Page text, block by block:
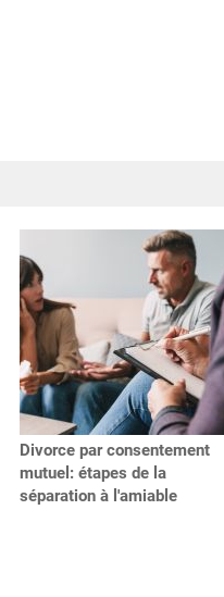
Divorce par consentement
mutuel: étapes de la
séparation à l'amiable